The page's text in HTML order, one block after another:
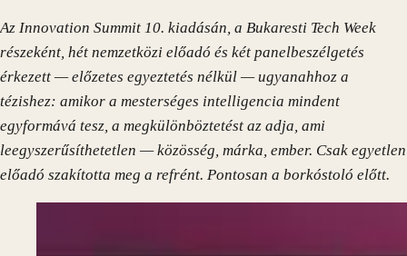
Az Innovation Summit 10. kiadásán, a Bukaresti Tech Week
részeként, hét nemzetközi előadó és két panelbeszélgetés
érkezett — előzetes egyeztetés nélkül — ugyanahhoz a
tézishez: amikor a mesterséges intelligencia mindent
egyformává tesz, a megkülönböztetést az adja, ami
leegyszerűsíthetetlen — közösség, márka, ember. Csak egyetlen
előadó szakította meg a refrént. Pontosan a borkóstoló előtt.